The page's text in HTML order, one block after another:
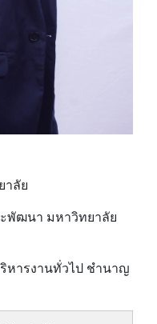
าลัย
พัฒนา มหาวิทยาลัย
หารงานทั่วไป ชำนาญ